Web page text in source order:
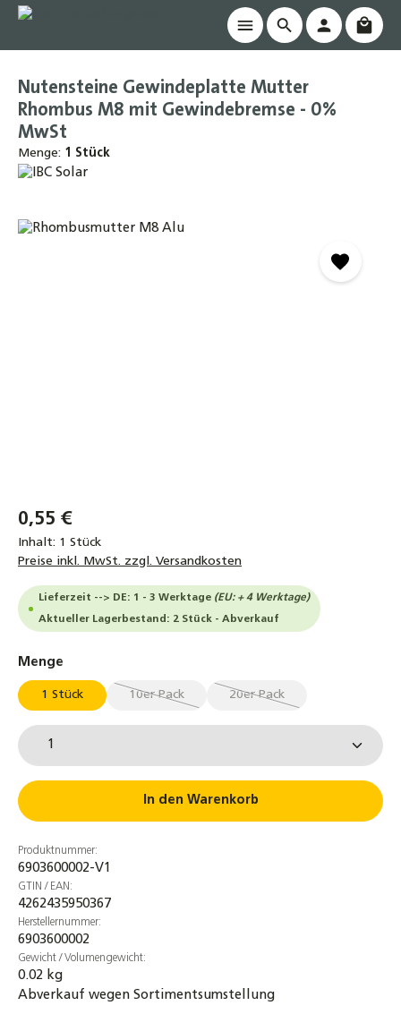
springen
Nutensteine Gewindeplatte Mutter
Rhombus M8 mit Gewindebremse - 0%
MwSt
Menge: 1 Stück
Bildergalerie überspringen
0,55 €
Inhalt: 1 Stück
Preise inkl. MwSt. zzgl. Versandkosten
Lieferzeit --> DE: 1 - 3 Werktage (EU: + 4 Werktage)
Aktueller Lagerbestand: 2 Stück - Abverkauf
Menge
1 Stück 10er Pack
(Diese Option ist zurzeit nicht verfügbar.)
20er Pack
(Diese Option ist zurzeit
Produkt Anzahl: Gib den gewünschten Wert ein
In den Warenkorb
Produktnummer:
6903600002-V1
GTIN / EAN:
4262435950367
Herstellernummer:
6903600002
Gewicht / Volumengewicht:
0.02 kg
Abverkauf wegen Sortimentsumstellung